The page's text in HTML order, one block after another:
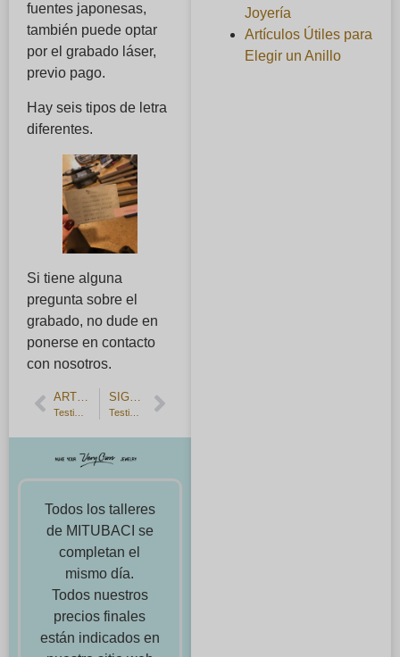
fuentes japonesas,
también puede optar
por el grabado láser,
previo pago.
Hay seis tipos de letra
diferentes.
Si tiene alguna
pregunta sobre el
grabado, no dude en
ponerse en contacto
con nosotros.
Todos los talleres
de MITUBACI se
completan el
mismo día.
Todos nuestros
precios finales
están indicados en
Joyería
Artículos Útiles para
Elegir un Anillo